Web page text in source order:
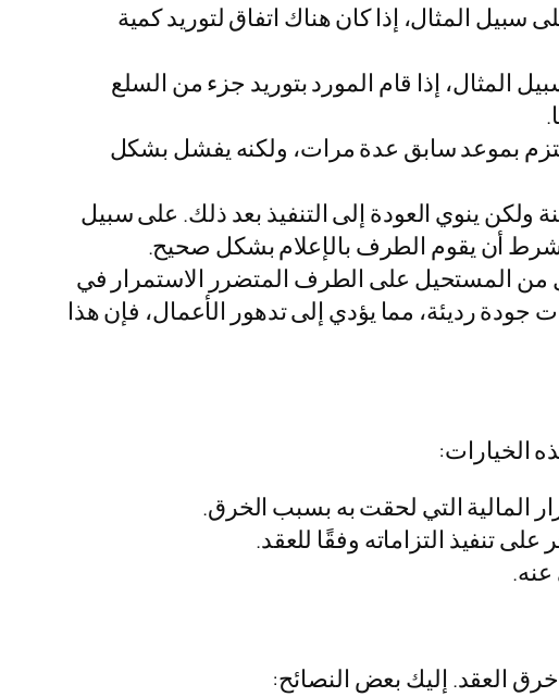
سبيل المثال، إذا كان هناك اتفاق لتوريد كمية
المثال، إذا قام المورد بتوريد جزء من السلع
بموعد سابق عدة مرات، ولكنه يفشل بشكل
ولكن ينوي العودة إلى التنفيذ بعد ذلك. على سبيل
بشرط أن يقوم الطرف بالإعلام بشكل صحيح.
من المستحيل على الطرف المتضرر الاستمرار في
رديئة، مما يؤدي إلى تدهور الأعمال، فإن هذا
الخيارات:
المالية التي لحقت به بسبب الخرق.
تنفيذ التزاماته وفقًا للعقد.
عنه.
العقد. إليك بعض النصائح: